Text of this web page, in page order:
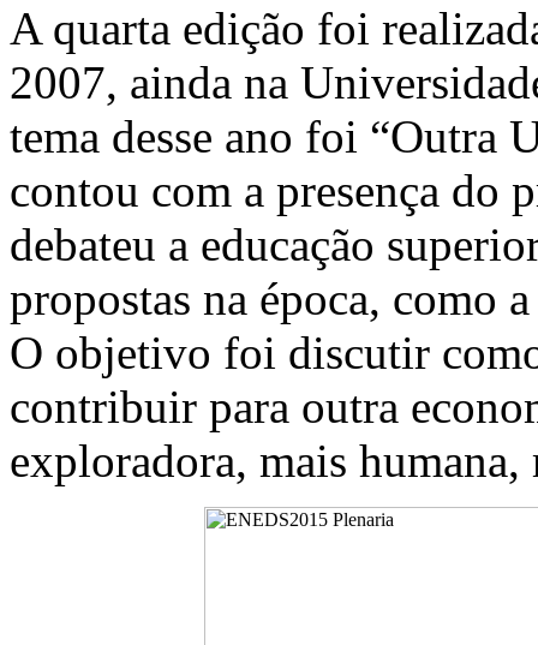
A quarta edição foi
2007, ainda na
tema desse ano foi “Outra
contou com a presença do
debateu a educação
propostas na época, como
O objetivo foi discutir
contribuir para outra
exploradora, mais